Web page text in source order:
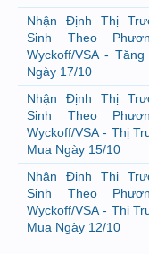
Nhận Định Thị
Sinh Theo
Wyckoff/VSA -
Ngày 17/10
Nhận Định Thị
Sinh Theo
Wyckoff/VSA - Thị
Mua Ngày 15/10
Nhận Định Thị
Sinh Theo
Wyckoff/VSA - Thị
Mua Ngày 12/10